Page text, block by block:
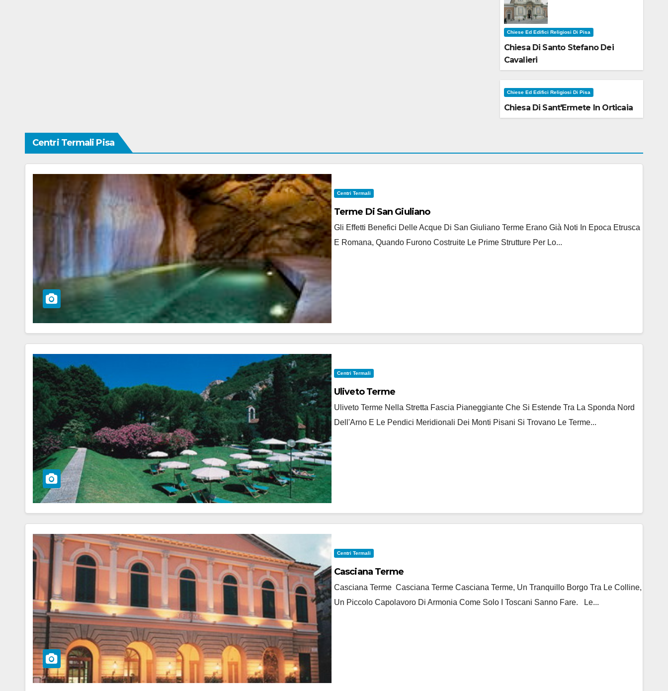
Chiese Ed Edifici Religiosi Di Pisa
Chiesa Di Santo Stefano Dei
Cavalieri
Chiese Ed Edifici Religiosi Di Pisa
Chiesa Di Sant'Ermete In Orticaia
Centri Termali Pisa
Centri Termali
Terme Di San Giuliano
Gli Effetti Benefici Delle Acque Di San Giuliano Terme Erano Già Noti In Epoca Etrusca
E Romana, Quando Furono Costruite Le Prime Strutture Per Lo...
Centri Termali
Uliveto Terme
Uliveto Terme Nella Stretta Fascia Pianeggiante Che Si Estende Tra La Sponda Nord
Dell'Arno E Le Pendici Meridionali Dei Monti Pisani Si Trovano Le Terme...
Centri Termali
Casciana Terme
Casciana Terme Casciana Terme Casciana Terme, Un Tranquillo Borgo Tra Le Colline,
Un Piccolo Capolavoro Di Armonia Come Solo I Toscani Sanno Fare. Le...